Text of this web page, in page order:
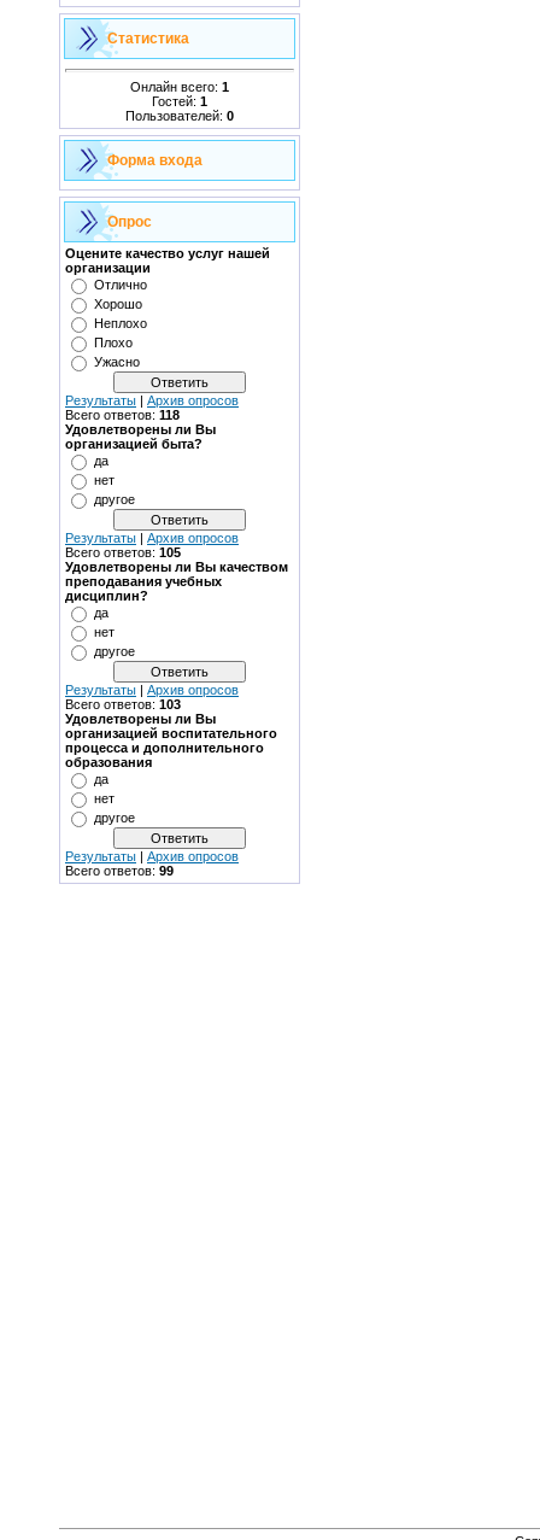
Статистика
Онлайн всего: 1
Гостей: 1
Пользователей: 0
Форма входа
Опрос
Оцените качество услуг нашей
организации
Отлично
Хорошо
Неплохо
Плохо
Ужасно
Результаты | Архив опросов
Всего ответов: 118
Удовлетворены ли Вы
организацией быта?
да
нет
другое
Результаты | Архив опросов
Всего ответов: 105
Удовлетворены ли Вы качеством
преподавания учебных
дисциплин?
да
нет
другое
Результаты | Архив опросов
Всего ответов: 103
Удовлетворены ли Вы
организацией воспитательного
процесса и дополнительного
образования
да
нет
другое
Результаты | Архив опросов
Всего ответов: 99